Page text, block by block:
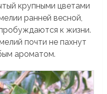
крупными цветами
ранней весной,
к жизни.
почти не пахнут
ароматом.